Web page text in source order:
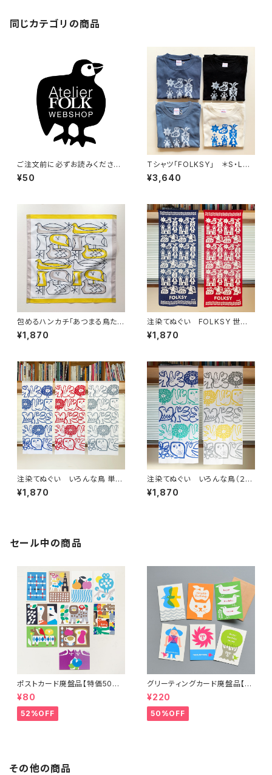
同じカテゴリの商品
ご注文前に必ずお読みください
（50円不要）
¥50
Tシャツ「FOLKSY」 ＊S・Lサ
イズのみ
¥3,640
包めるハンカチ「あつまる鳥た
ち」
¥1,870
注染てぬぐい FOLKSY 世界
の民芸
¥1,870
注染てぬぐい いろんな鳥 単色
ver.【残り僅か】
¥1,870
注染てぬぐい いろんな鳥（２色
染め）
¥1,870
セール中の商品
ポストカード廃盤品【特価50%
OFF】
¥80
52%OFF
グリーティングカード廃盤品【特
価50％OFF】
¥220
50%OFF
その他の商品